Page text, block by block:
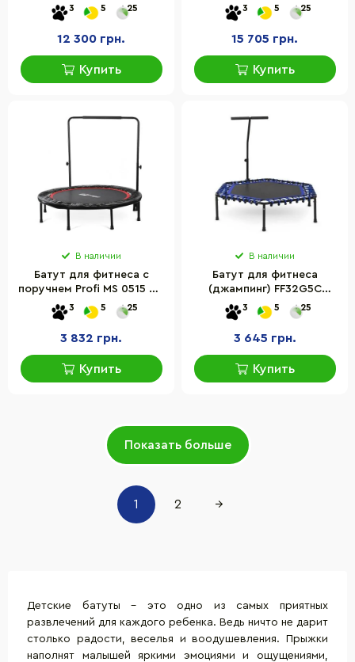
J2S 427 см в комплект не
входит лестница
3 5 25
12 300 грн.
Купить
inSPORTline 9775-1, 366 см
3 5 25
15 705 грн.
Купить
В наличии
Батут для фитнеса с
поручнем Profi MS 0515 до
100 кг
3 5 25
3 832 грн.
Купить
В наличии
Батут для фитнеса
(джампинг) FF32G5C
Generation Fitness 523151
3 5 25
3 645 грн.
Купить
Показать больше
1 2 →
Детские батуты – это одно из самых приятных
развлечений для каждого ребенка. Ведь ничто не дарит
столько радости, веселья и воодушевления. Прыжки
наполнят малышей яркими эмоциями и ощущениями,